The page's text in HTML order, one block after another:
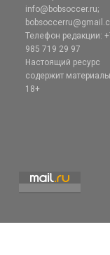
info@bobsoccer.ru;
Телефон редакции:
985 719 29 97
Настоящий ресурс
содержит
18+